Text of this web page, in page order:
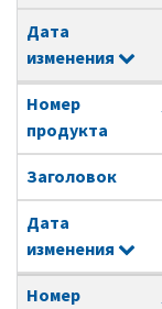
Дата
изменения
Номер
продукта
Заголовок
Дата
изменения
Номер